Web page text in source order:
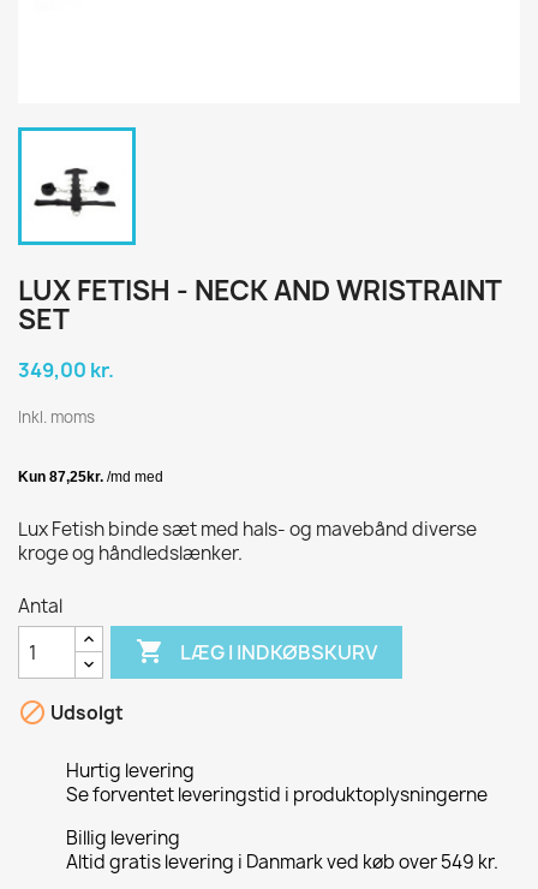
LUX FETISH - NECK AND WRISTRAINT
SET
349,00 kr.
Inkl. moms
Lux Fetish binde sæt med hals- og mavebånd diverse
kroge og håndledslænker.
Antal
 LÆG I INDKØBSKURV
 Udsolgt
Hurtig levering
Se forventet leveringstid i produktoplysningerne
Billig levering
Altid gratis levering i Danmark ved køb over 549 kr.